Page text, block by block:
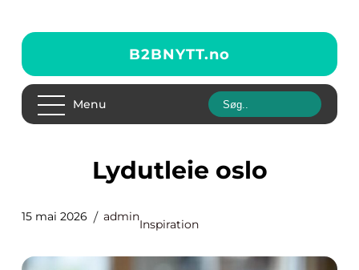
B2BNYTT.no
Menu
Lydutleie oslo
15 mai 2026 admin
Inspiration